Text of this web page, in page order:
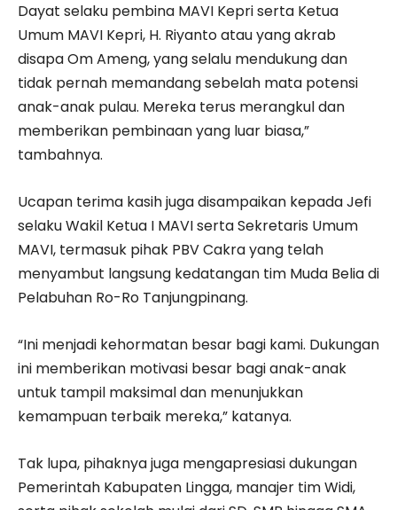
Dayat selaku pembina MAVI Kepri serta Ketua
Umum MAVI Kepri, H. Riyanto atau yang akrab
disapa Om Ameng, yang selalu mendukung dan
tidak pernah memandang sebelah mata potensi
anak-anak pulau. Mereka terus merangkul dan
memberikan pembinaan yang luar biasa,”
tambahnya.
Ucapan terima kasih juga disampaikan kepada Jefi
selaku Wakil Ketua I MAVI serta Sekretaris Umum
MAVI, termasuk pihak PBV Cakra yang telah
menyambut langsung kedatangan tim Muda Belia di
Pelabuhan Ro-Ro Tanjungpinang.
“Ini menjadi kehormatan besar bagi kami. Dukungan
ini memberikan motivasi besar bagi anak-anak
untuk tampil maksimal dan menunjukkan
kemampuan terbaik mereka,” katanya.
Tak lupa, pihaknya juga mengapresiasi dukungan
Pemerintah Kabupaten Lingga, manajer tim Widi,